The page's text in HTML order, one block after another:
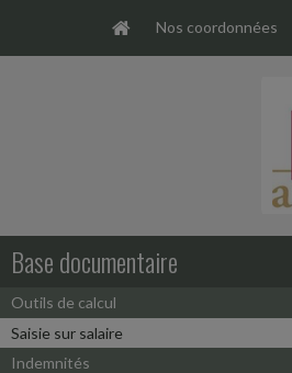
Nos coordonnées
Base documentaire
Outils de calcul
Saisie sur salaire
Indemnités